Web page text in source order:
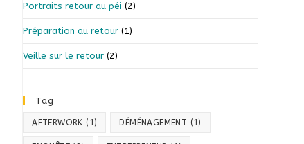
Portraits retour au péi (2)
Préparation au retour (1)
Veille sur le retour (2)
Tag
AFTERWORK (1) DÉMÉNAGEMENT (1)